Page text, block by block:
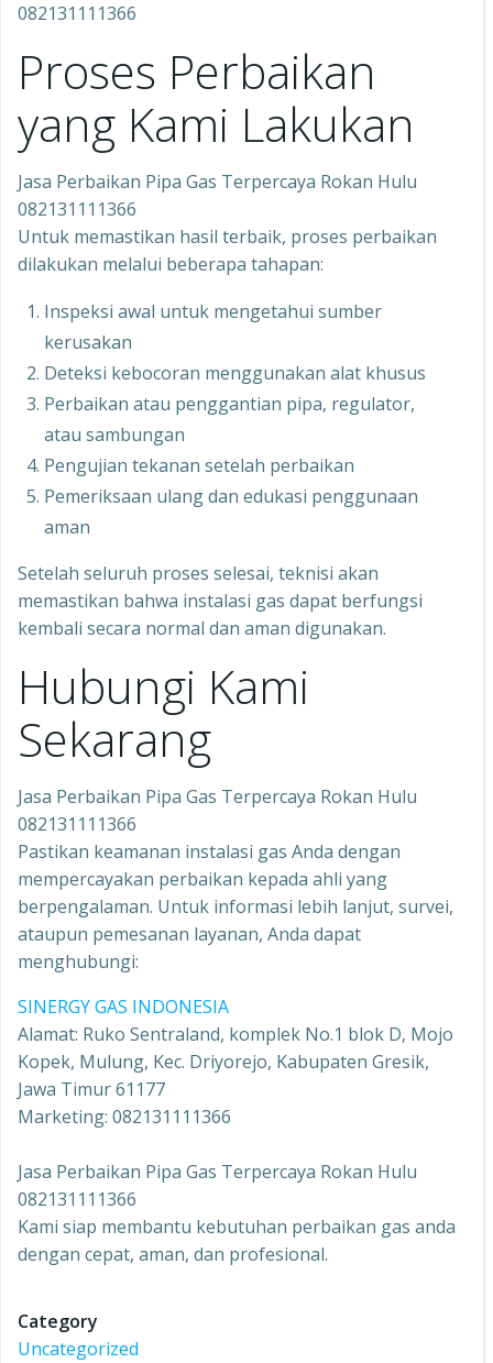
082131111366
Proses Perbaikan
yang Kami Lakukan
Jasa Perbaikan Pipa Gas Terpercaya Rokan Hulu
082131111366
Untuk memastikan hasil terbaik, proses perbaikan
dilakukan melalui beberapa tahapan:
Inspeksi awal untuk mengetahui sumber
kerusakan
Deteksi kebocoran menggunakan alat khusus
Perbaikan atau penggantian pipa, regulator,
atau sambungan
Pengujian tekanan setelah perbaikan
Pemeriksaan ulang dan edukasi penggunaan
aman
Setelah seluruh proses selesai, teknisi akan
memastikan bahwa instalasi gas dapat berfungsi
kembali secara normal dan aman digunakan.
Hubungi Kami
Sekarang
Jasa Perbaikan Pipa Gas Terpercaya Rokan Hulu
082131111366
Pastikan keamanan instalasi gas Anda dengan
mempercayakan perbaikan kepada ahli yang
berpengalaman. Untuk informasi lebih lanjut, survei,
ataupun pemesanan layanan, Anda dapat
menghubungi:
SINERGY GAS INDONESIA
Alamat: Ruko Sentraland, komplek No.1 blok D, Mojo
Kopek, Mulung, Kec. Driyorejo, Kabupaten Gresik,
Jawa Timur 61177
Marketing: 082131111366
Jasa Perbaikan Pipa Gas Terpercaya Rokan Hulu
082131111366
Kami siap membantu kebutuhan perbaikan gas anda
dengan cepat, aman, dan profesional.
Category
Uncategorized